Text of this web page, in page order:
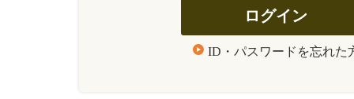
ID・パスワードを忘れた